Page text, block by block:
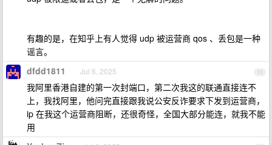
有趣的是，在知乎上有人觉得 udp 被运营商 qos 、丢包是一种
谣言。
10
dfdd1811 Jul 6, 2025
我阿里香港自建的第一次封端口，第二次我这的联通直接连不
上，我找阿里，他问完直接跟我说公安反诈要求下发到运营商，
ip 在我这个运营商阻断，还很奇怪，全国大部分能连，就我不能
用